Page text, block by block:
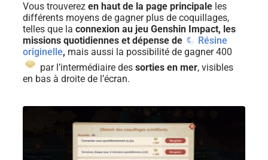
Vous trouverez en haut de la page principale les
différents moyens de gagner plus de coquillages,
telles que la connexion au jeu Genshin Impact, les
missions quotidiennes et dépense de
Résine
originelle, mais aussi la possibilité de gagner 400
par l’intermédiaire des sorties en mer, visibles
en bas à droite de l’écran.